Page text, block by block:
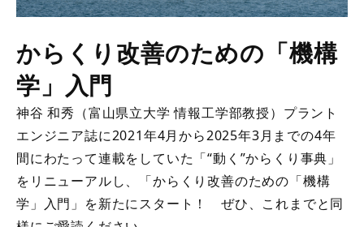
からくり改善のための「機構
学」入門
神谷 和秀（富山県立大学 情報工学部教授）プラント
エンジニア誌に2021年4月から2025年3月までの4年
間にわたって連載をしていた「“動く”からくり事典」
をリニューアルし、「からくり改善のための「機構
学」入門」を新たにスタート！ ぜひ、これまでと同